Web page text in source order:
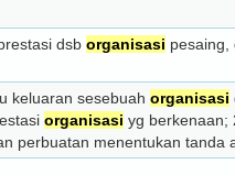
dsb organisasi pesaing,
keluaran sesebuah organisasi
organisasi yg berkenaan;
perbuatan menentukan tanda